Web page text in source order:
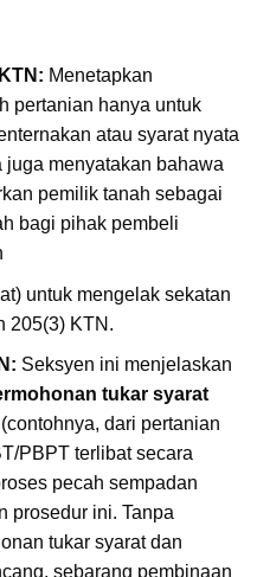
Menetapkan
pertanian hanya untuk
atau syarat nyata
juga menyatakan bahawa
pemilik tanah sebagai
bagi pihak pembeli
untuk mengelak sekatan
205(3) KTN.
Seksyen ini menjelaskan
tukar syarat
(contohnya, dari pertanian
PBPT terlibat secara
pecah sempadan
prosedur ini. Tanpa
tukar syarat dan
sebarang pembinaan